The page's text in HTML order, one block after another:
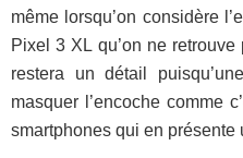
même lorsqu’on considère
Pixel 3 XL qu’on ne
restera un détail
masquer l’encoche comme
smartphones qui en présente